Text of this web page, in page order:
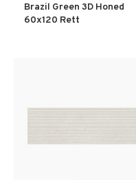
Brazil Green 3D Honed
60x120 Rett